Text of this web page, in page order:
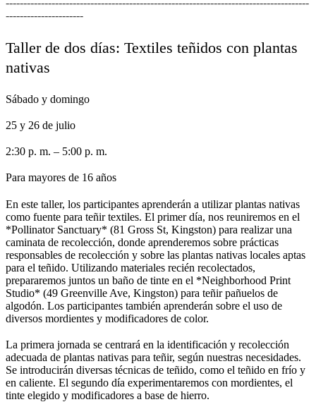
--------------------------------------------------------------------------------------
----------------------
Taller de dos días: Textiles teñidos con plantas
nativas
Sábado y domingo
25 y 26 de julio
2:30 p. m. – 5:00 p. m.
Para mayores de 16 años
En este taller, los participantes aprenderán a utilizar plantas nativas
como fuente para teñir textiles. El primer día, nos reuniremos en el
*Pollinator Sanctuary* (81 Gross St, Kingston) para realizar una
caminata de recolección, donde aprenderemos sobre prácticas
responsables de recolección y sobre las plantas nativas locales aptas
para el teñido. Utilizando materiales recién recolectados,
prepararemos juntos un baño de tinte en el *Neighborhood Print
Studio* (49 Greenville Ave, Kingston) para teñir pañuelos de
algodón. Los participantes también aprenderán sobre el uso de
diversos mordientes y modificadores de color.
La primera jornada se centrará en la identificación y recolección
adecuada de plantas nativas para teñir, según nuestras necesidades.
Se introducirán diversas técnicas de teñido, como el teñido en frío y
en caliente. El segundo día experimentaremos con mordientes, el
tinte elegido y modificadores a base de hierro.